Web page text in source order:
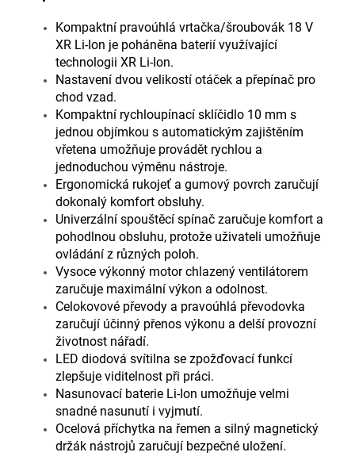
Kompaktní pravoúhlá vrtačka/šroubovák 18 V
XR Li-Ion je poháněna baterií využívající
technologii XR Li-Ion.
Nastavení dvou velikostí otáček a přepínač pro
chod vzad.
Kompaktní rychloupínací sklíčidlo 10 mm s
jednou objímkou s automatickým zajištěním
vřetena umožňuje provádět rychlou a
jednoduchou výměnu nástroje.
Ergonomická rukojeť a gumový povrch zaručují
dokonalý komfort obsluhy.
Univerzální spouštěcí spínač zaručuje komfort a
pohodlnou obsluhu, protože uživateli umožňuje
ovládání z různých poloh.
Vysoce výkonný motor chlazený ventilátorem
zaručuje maximální výkon a odolnost.
Celokovové převody a pravoúhlá převodovka
zaručují účinný přenos výkonu a delší provozní
životnost nářadí.
LED diodová svítilna se zpožďovací funkcí
zlepšuje viditelnost při práci.
Nasunovací baterie Li-Ion umožňuje velmi
snadné nasunutí i vyjmutí.
Ocelová příchytka na řemen a silný magnetický
držák nástrojů zaručují bezpečné uložení.